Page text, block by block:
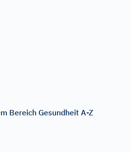
Bereich Gesundheit A-Z